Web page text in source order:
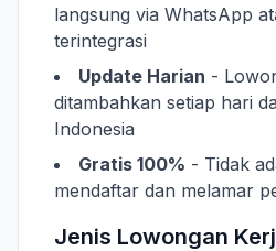
langsung via WhatsApp
terintegrasi
Update Harian -
ditambahkan setiap hari
Indonesia
Gratis 100% - Tidak
mendaftar dan melamar
Jenis Lowongan